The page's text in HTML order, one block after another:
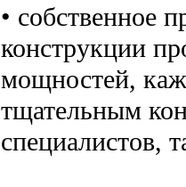
• собственное
конструкции
мощностей,
тщательным
специалистов,